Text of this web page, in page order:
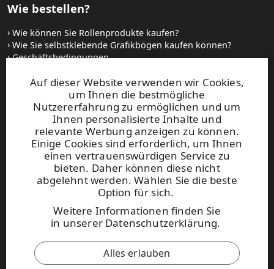
Auf dieser Website verwenden wir Cookies,
um Ihnen die bestmögliche
Nutzererfahrung zu ermöglichen und um
Ihnen personalisierte Inhalte und
relevante Werbung anzeigen zu können.
Einige Cookies sind erforderlich, um Ihnen
einen vertrauenswürdigen Service zu
bieten. Daher können diese nicht
abgelehnt werden. Wählen Sie die beste
Option für sich.
Weitere Informationen finden Sie
in unserer Datenschutzerklärung.
Alles erlauben
Wie bestellen?
Wie können Sie Rollenprodukte kaufen?
Wie Sie selbstklebende Grafikbögen kaufen können?
Geschäftsbedingungen
Websites und kontakt
UPM Raflatac Graphics Solutions
UPM Raflatac Office Products
UPM Raflatac Industrial Removables
Kontakt
Diese Seite ist durch reCAPTCHA
geschützt.DatenschutzerklärungundNutzungsbedingungen
UPM Verhaltenskodex